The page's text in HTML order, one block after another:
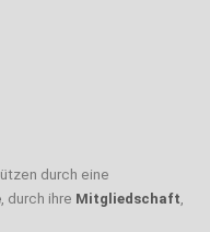
durch eine
, durch ihre Mitgliedschaft,